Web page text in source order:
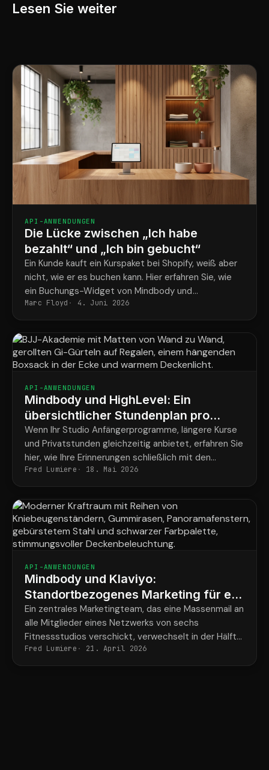
Lesen Sie weiter
API-ANWENDUNGEN
Die Lücke zwischen „Ich habe
bezahlt“ und „Ich bin gebucht“
Ein Kunde kauft ein Kurspaket bei Shopify, weiß aber
nicht, wie er es buchen kann. Hier erfahren Sie, wie
ein Buchungs-Widget von Mindbody und
ShopConnect dieses Problem endgültig lösen.
Marc Floyd 4. Juni 2026
API-ANWENDUNGEN
Mindbody und HighLevel: Ein
übersichtlicher Stundenplan pro
Schüler für alle Programme
Wenn Ihr Studio Anfängerprogramme, längere Kurse
und Privatstunden gleichzeitig anbietet, erfahren Sie
hier, wie Ihre Erinnerungen schließlich mit den
tatsächlichen Buchungen der einzelnen Schüler
übereinstimmen.
Fred Lumiere 18. Mai 2026
API-ANWENDUNGEN
Mindbody und Klaviyo:
Standortbezogenes Marketing für ein
Krafttrainingsnetzwerk mit 6 Studios
Ein zentrales Marketingteam, das eine Massenmail an
alle Mitglieder eines Netzwerks von sechs
Fitnessstudios verschickt, verwechselt in der Hälfte
der Fälle den Namen des Trainers und die Adresse
des Fitnessstudios.
Fred Lumiere 21. April 2026